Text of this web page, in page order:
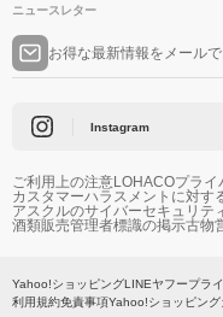
ニュースレター
お得な最新情報をメール
Instagram
ご利用上の注意LOHACOプラ
カスタマーハラスメントに対す
アスクルのサイバーセキュリテ
酒類販売管理者標識の掲示古物
Yahoo!ショッピングLINEヤフープラ
利用規約免責事項Yahoo!ショッピング